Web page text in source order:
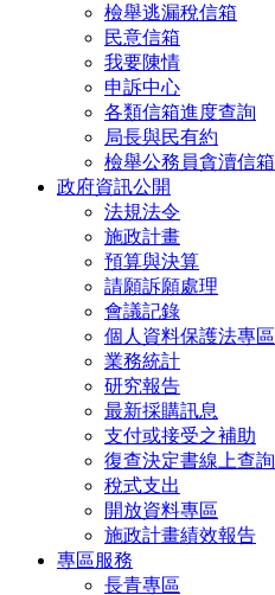
檢舉逃漏稅信箱
民意信箱
我要陳情
申訴中心
各類信箱進度查詢
局長與民有約
檢舉公務員貪瀆信箱
政府資訊公開
法規法令
施政計畫
預算與決算
請願訴願處理
會議記錄
個人資料保護法專區
業務統計
研究報告
最新採購訊息
支付或接受之補助
復查決定書線上查詢
稅式支出
開放資料專區
施政計畫績效報告
專區服務
長青專區